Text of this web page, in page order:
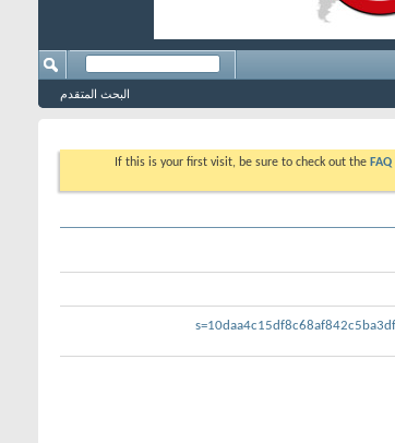
البحث المتقدم
If this is your first visit, be sure to check out the FAQ